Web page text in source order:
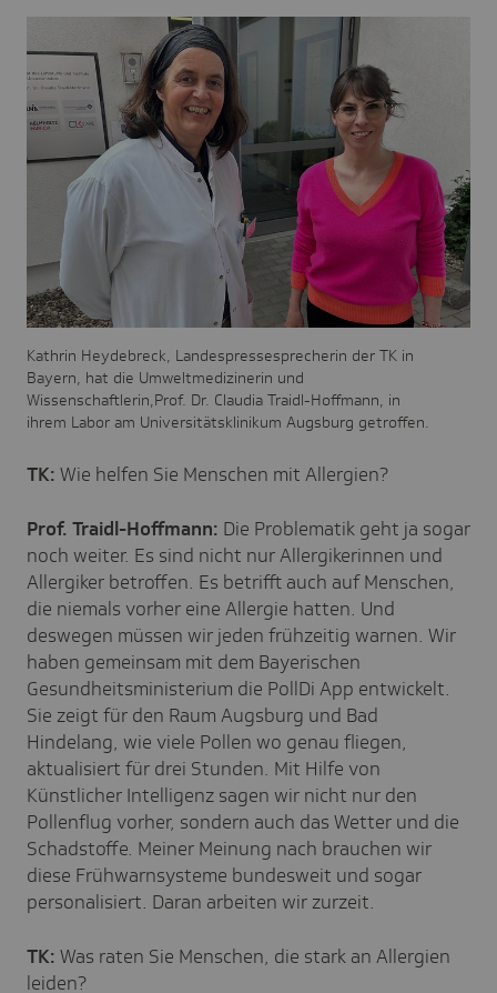
Kathrin Heydebreck, Landespressesprecherin der TK in
Bayern, hat die Umweltmedizinerin und
Wissenschaftlerin,Prof. Dr. Claudia Traidl-Hoffmann, in
ihrem Labor am Universitätsklinikum Augsburg getroffen.
TK: Wie helfen Sie Menschen mit Allergien?
Prof. Traidl-Hoffmann: Die Problematik geht ja sogar
noch weiter. Es sind nicht nur Allergikerinnen und
Allergiker betroffen. Es betrifft auch auf Menschen,
die niemals vorher eine Allergie hatten. Und
deswegen müssen wir jeden frühzeitig warnen. Wir
haben gemeinsam mit dem Bayerischen
Gesundheitsministerium die PollDi App entwickelt.
Sie zeigt für den Raum Augsburg und Bad
Hindelang, wie viele Pollen wo genau fliegen,
aktualisiert für drei Stunden. Mit Hilfe von
Künstlicher Intelligenz sagen wir nicht nur den
Pollenflug vorher, sondern auch das Wetter und die
Schadstoffe. Meiner Meinung nach brauchen wir
diese Frühwarnsysteme bundesweit und sogar
personalisiert. Daran arbeiten wir zurzeit.
TK: Was raten Sie Menschen, die stark an Allergien
leiden?